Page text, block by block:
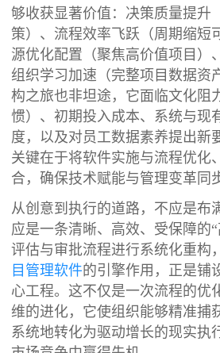
够收获显著价值：决策质量提升
策）、流程效率飞跃（周期缩短
源优化配置（聚焦高价值项目）
组织学习加速（完整项目数据资
构之旅也非坦途，它面临文化阻
惯）、初期投入成本、系统与现
度，以及对员工数据素养提出新
关键在于将软件实施与流程优化
合，确保技术赋能与管理变革同
从创意到执行的道路，不应是布
应是一条清晰、高效、受保障的
评估与审批流程进行系统化重构
目管理软件的引擎作用，正是铺
心工程。这不仅是一次流程的优
维的进化，它使组织能够精准捕
系统地转化为驱动增长的现实执